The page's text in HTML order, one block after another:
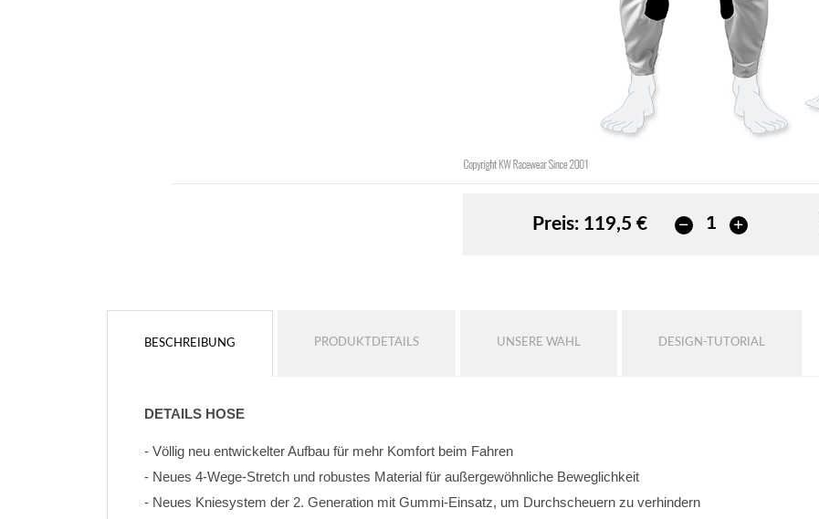
Preis: 119,5 €
BESCHREIBUNG PRODUKTDETAILS UNSERE WAHL DESIGN-TUTORIAL
DETAILS HOSE
- Völlig neu entwickelter Aufbau für mehr Komfort beim Fahren
- Neues 4-Wege-Stretch und robustes Material für außergewöhnliche Beweglichkeit
- Neues Kniesystem der 2. Generation mit Gummi-Einsatz, um Durchscheuern zu verhindern